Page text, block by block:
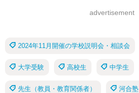
advertisement
2024年11月開催の学校説明会・相談会
大学受験 高校生 中学生
先生（教員・教育関係者） 河合塾